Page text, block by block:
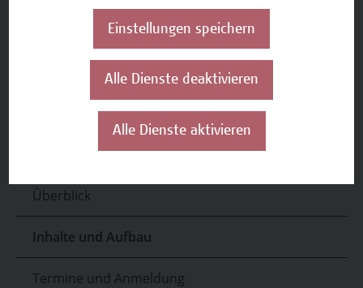
Termine und Anmeldung
Überblick
Inhalte und Aufbau
Termine und Anmeldung
Einstellungen speichern
Alle Dienste deaktivieren
Alle Dienste aktivieren